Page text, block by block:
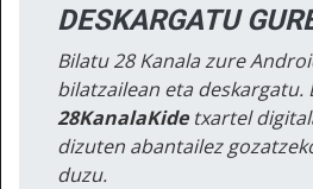
DESKARGATU
Bilatu 28 Kanala zure
bilatzailean eta deskargatu.
28KanalaKidetxartel
dizuten abantailez
duzu.